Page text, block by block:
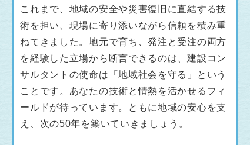
これまで、地域の安全や災害復旧に直結する技
術を担い、現場に寄り添いながら信頼を積み重
ねてきました。地元で育ち、発注と受注の両方
を経験した立場から断言できるのは、建設コン
サルタントの使命は「地域社会を守る」という
ことです。あなたの技術と情熱を活かせるフィ
ールドが待っています。ともに地域の安心を支
え、次の50年を築いていきましょう。